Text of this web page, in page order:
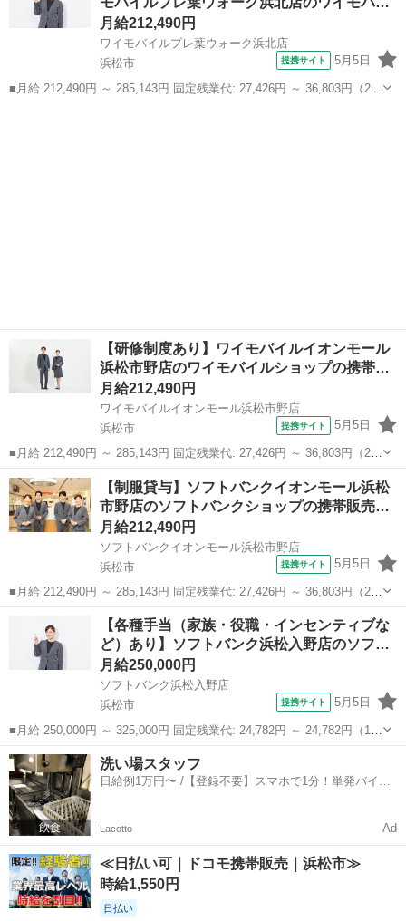
1年目(25歳)：ス...
月給212,490円
ワイモバイルプレ葉ウォーク浜北店
浜松市
提携サイト 5月5日
■月給 212,490円 ～ 285,143円 固定残業代: 27,426円 ～ 36,803円（20
【研修制度あり】ワイモバイルイオンモール
浜松市野店のワイモバイルショップの携帯…
月給212,490円
ワイモバイルイオンモール浜松市野店
浜松市
提携サイト 5月5日
■月給 212,490円 ～ 285,143円 固定残業代: 27,426円 ～ 36,803円（20
時間相当） ＊時間外手当は時間外労働の有無にかかわらず、固定残業
代として支給し、相当時間を超える時間外労働分は法定どおり追...
静岡 浜松市 携帯ショップ
【制服貸与】ソフトバンクイオンモール浜松
市野店のソフトバンクショップの携帯販売…
月給212,490円
ソフトバンクイオンモール浜松市野店
浜松市
提携サイト 5月5日
■月給 212,490円 ～ 285,143円 固定残業代: 27,426円 ～ 36,803円（20
時間相当） ＊時間外手当は時間外労働の有無にかかわらず、固定残業
代として支給し、相当時間を超える時間外労働分は法定どおり追...
携帯ショップ
【各種手当（家族・役職・インセンティブな
ど）あり】ソフトバンク浜松入野店のソフ…
月給250,000円
ソフトバンク浜松入野店
浜松市
提携サイト 5月5日
■月給 250,000円 ～ 325,000円 固定残業代: 24,782円 ～ 24,782円（15
時間相当） ＊時間外手当は時間外労働の有無にかかわらず、固定残業
代として支給し、相当時間を超える時間外労働分は法定どおり追...
静岡 浜松市 携帯ショップ
洗い場スタッフ
日給例1万円〜 /【登録不要】スマホで1分！単発バイト
Lacotto Ad
≪日払い可｜ドコモ携帯販売｜浜松市≫
時給1,550円
日払い